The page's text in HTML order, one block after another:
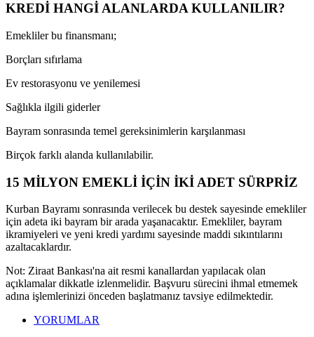
KREDİ HANGİ ALANLARDA KULLANILIR?
Emekliler bu finansmanı;
Borçları sıfırlama
Ev restorasyonu ve yenilemesi
Sağlıkla ilgili giderler
Bayram sonrasında temel gereksinimlerin karşılanması
Birçok farklı alanda kullanılabilir.
15 MİLYON EMEKLİ İÇİN İKİ ADET SÜRPRİZ
Kurban Bayramı sonrasında verilecek bu destek sayesinde emekliler
için adeta iki bayram bir arada yaşanacaktır. Emekliler, bayram
ikramiyeleri ve yeni kredi yardımı sayesinde maddi sıkıntılarını
azaltacaklardır.
Not: Ziraat Bankası'na ait resmi kanallardan yapılacak olan
açıklamalar dikkatle izlenmelidir. Başvuru sürecini ihmal etmemek
adına işlemlerinizi önceden başlatmanız tavsiye edilmektedir.
YORUMLAR